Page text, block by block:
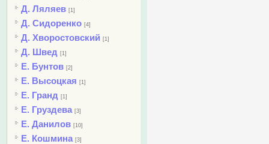
Д. Ляляев [1]
Д. Сидоренко [4]
Д. Хворостовский [1]
Д. Швед [1]
Е. Бунтов [2]
Е. Высоцкая [1]
Е. Гранд [1]
Е. Груздева [3]
Е. Данилов [10]
Е. Кошмина [3]